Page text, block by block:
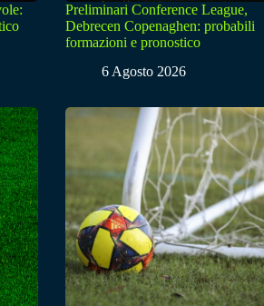
Preliminari Conference League,
Debrecen Copenaghen: probabili
formazioni e pronostico
6 Agosto 2026